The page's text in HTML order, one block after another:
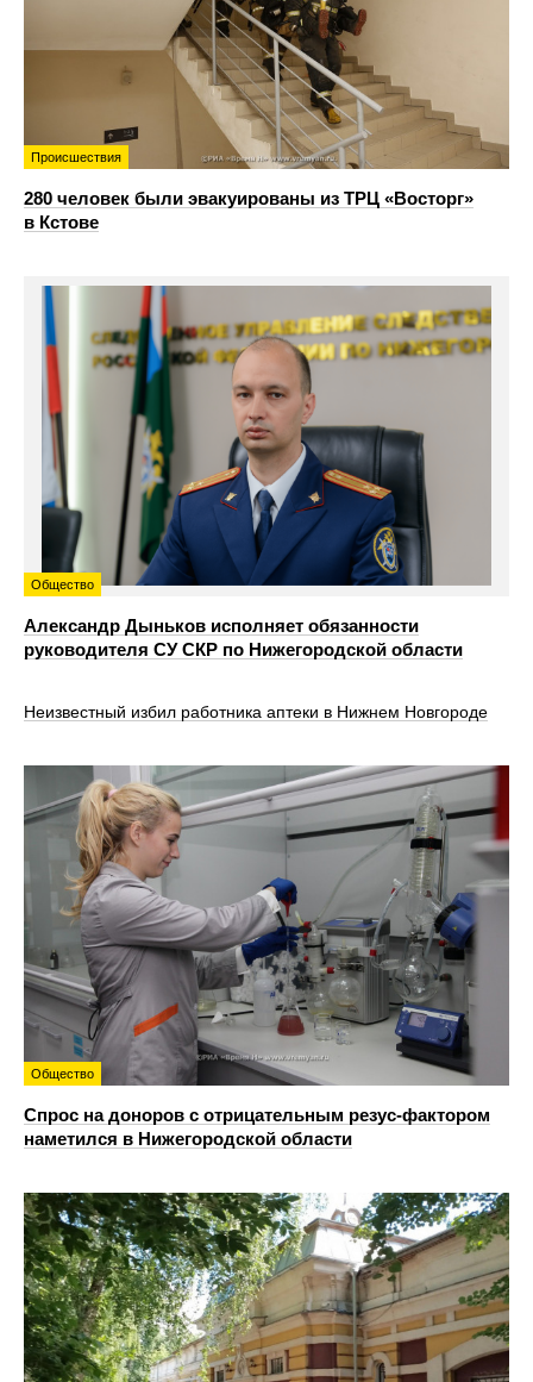
Происшествия
280 человек были эвакуированы из ТРЦ «Восторг»
в Кстове
Общество
Александр Дыньков исполняет обязанности
руководителя СУ СКР по Нижегородской области
Неизвестный избил работника аптеки в Нижнем Новгороде
Общество
Спрос на доноров с отрицательным резус-фактором
наметился в Нижегородской области